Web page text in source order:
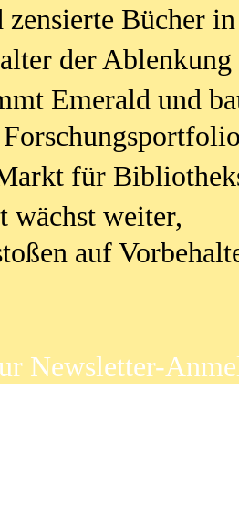
zensierte Bücher
der Ablenkung
Emerald und
für
wächst weiter,
auf
Newsletter-